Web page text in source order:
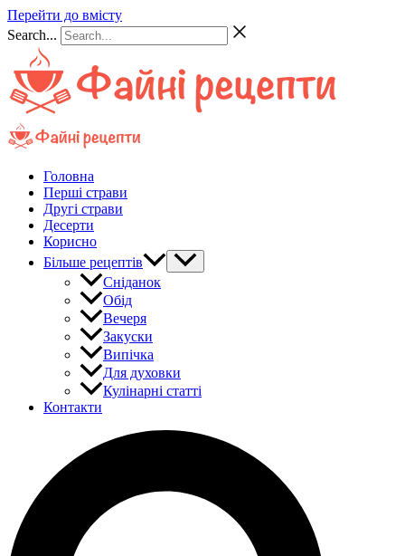
Перейти до вмісту
Search...
Головна
Перші страви
Другі страви
Десерти
Корисно
Більше рецептів
Сніданок
Обід
Вечеря
Закуски
Випічка
Для духовки
Кулінарні статті
Контакти